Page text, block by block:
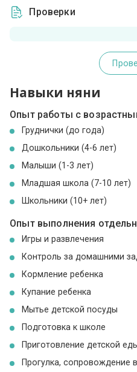
Проверки
Навыки няни
Опыт работы с
Груднички (до года)
Дошкольники (4-6 лет)
Малыши (1-3 лет)
Младшая школа (7-10 лет)
Школьники (10+ лет)
Опыт выполнения
Игры и развлечения
Контроль за домашними
Кормление ребенка
Купание ребенка
Мытье детской посуды
Подготовка к школе
Приготовление детской
Прогулка, сопровождение